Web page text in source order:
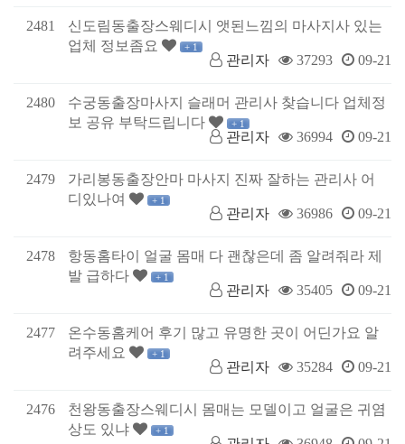
2481
신도림동출장스웨디시 앳된느낌의 마사지사 있는
업체 정보좀요
+ 1
관리자 37293 09-21
2480
수궁동출장마사지 슬래머 관리사 찾습니다 업체정
보 공유 부탁드립니다
+ 1
관리자 36994 09-21
2479
가리봉동출장안마 마사지 진짜 잘하는 관리사 어
디있나여
+ 1
관리자 36986 09-21
2478
항동홈타이 얼굴 몸매 다 괜찮은데 좀 알려줘라 제
발 급하다
+ 1
관리자 35405 09-21
2477
온수동홈케어 후기 많고 유명한 곳이 어딘가요 알
려주세요
+ 1
관리자 35284 09-21
2476
천왕동출장스웨디시 몸매는 모델이고 얼굴은 귀염
상도 있냐
+ 1